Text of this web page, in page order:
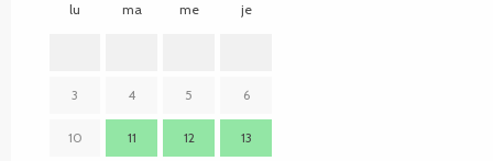
lu ma me je
3 4 5 6
10 11 12 13